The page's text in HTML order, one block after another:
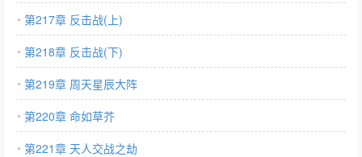
第217章 反击战(上)
第218章 反击战(下)
第219章 周天星辰大阵
第220章 命如草芥
第221章 天人交战之劫